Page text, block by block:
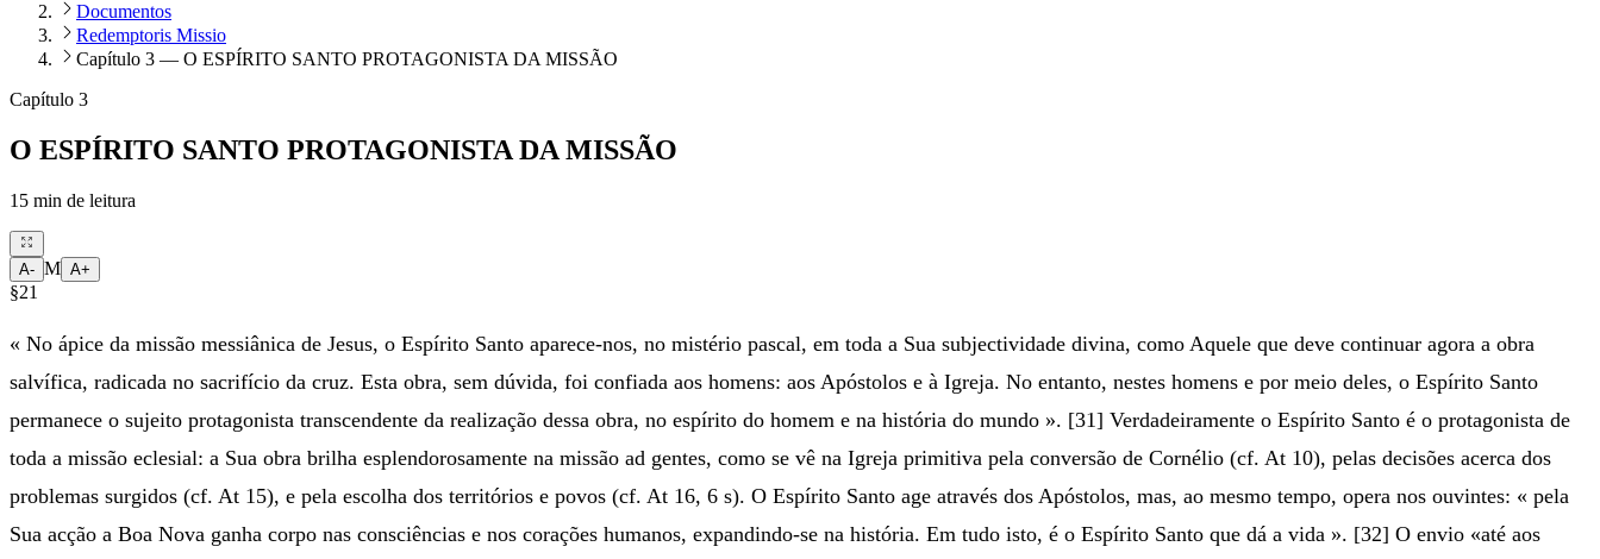
Documentos
Redemptoris Missio
Capítulo 3 — O ESPÍRITO SANTO PROTAGONISTA DA MISSÃO
Capítulo 3
O ESPÍRITO SANTO PROTAGONISTA DA MISSÃO
15 min de leitura
A- M A+
§21
« No ápice da missão messiânica de Jesus, o Espírito Santo aparece-nos, no mistério pascal, em toda a Sua subjectividade divina, como Aquele que deve continuar agora a obra
salvífica, radicada no sacrifício da cruz. Esta obra, sem dúvida, foi confiada aos homens: aos Apóstolos e à Igreja. No entanto, nestes homens e por meio deles, o Espírito Santo
permanece o sujeito protagonista transcendente da realização dessa obra, no espírito do homem e na história do mundo ». [31] Verdadeiramente o Espírito Santo é o protagonista de
toda a missão eclesial: a Sua obra brilha esplendorosamente na missão ad gentes, como se vê na Igreja primitiva pela conversão de Cornélio (cf. At 10), pelas decisões acerca dos
problemas surgidos (cf. At 15), e pela escolha dos territórios e povos (cf. At 16, 6 s). O Espírito Santo age através dos Apóstolos, mas, ao mesmo tempo, opera nos ouvintes: « pela
Sua acção a Boa Nova ganha corpo nas consciências e nos corações humanos, expandindo-se na história. Em tudo isto, é o Espírito Santo que dá a vida ». [32] O envio «até aos